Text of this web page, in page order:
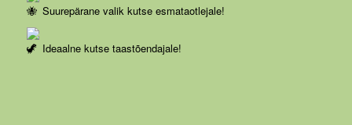
Suurepärane valik kutse esmataotlejale!
Ideaalne kutse taastõendajale!